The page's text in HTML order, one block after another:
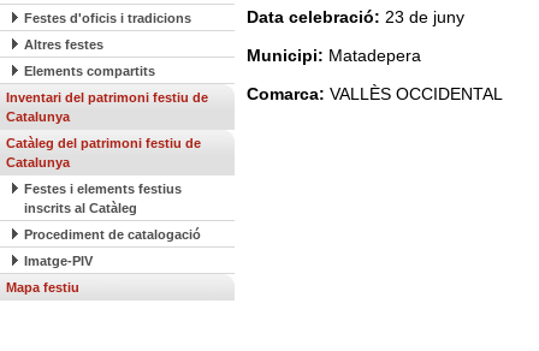
Festes d'oficis i tradicions
Altres festes
Elements compartits
Inventari del patrimoni festiu de
Catalunya
Catàleg del patrimoni festiu de
Catalunya
Festes i elements festius
inscrits al Catàleg
Procediment de catalogació
Imatge-PIV
Mapa festiu
Data celebració: 23 de juny
Municipi: Matadepera
Comarca: VALLÈS OCCIDENTAL